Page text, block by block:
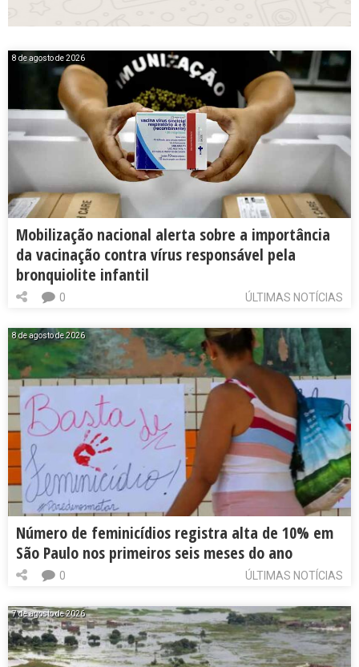
8 de agosto de 2026
Mobilização nacional alerta sobre a importância
da vacinação contra vírus responsável pela
bronquiolite infantil
ÚLTIMAS NOTÍCIAS
0
8 de agosto de 2026
Número de feminicídios registra alta de 10% em
São Paulo nos primeiros seis meses do ano
ÚLTIMAS NOTÍCIAS
0
7 de agosto de 2026